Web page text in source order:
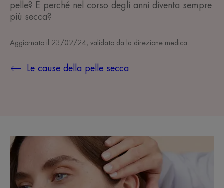
pelle? E perché nel corso degli anni diventa sempre
più secca?
Aggiornato il 23/02/24, validato da la direzione medica
Le cause della pelle secca